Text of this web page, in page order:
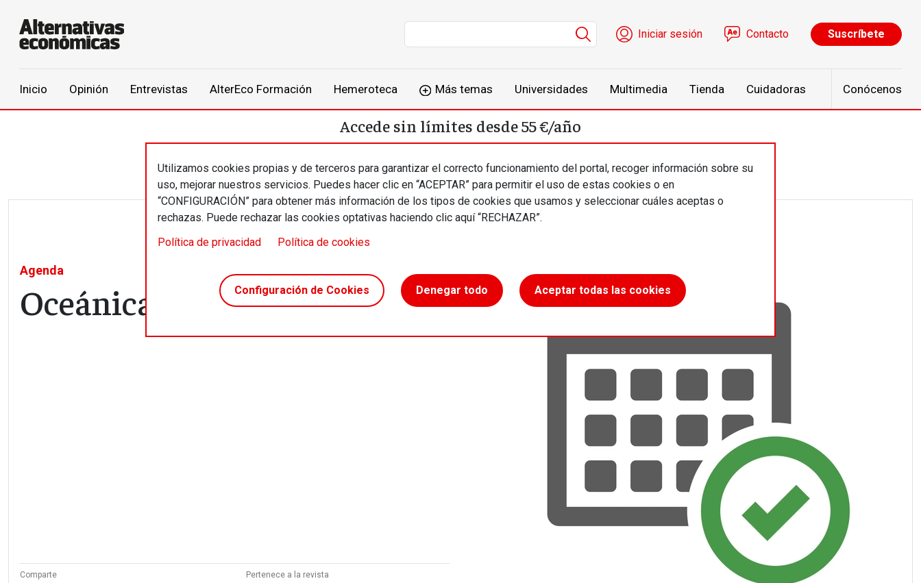
Menú de cuenta de usuario
Iniciar sesión Contacto Suscríbete
Inicio Opinión Entrevistas AlterEco Formación Hemeroteca Más temas Universidades Multimedia Tienda Cuidadoras Conócenos
Utilizamos cookies propias y de terceros para garantizar el correcto funcionamiento del portal, recoger información sobre su
uso, mejorar nuestros servicios. Puedes hacer clic en “ACEPTAR” para permitir el uso de estas cookies o en
“CONFIGURACIÓN” para obtener más información de los tipos de cookies que usamos y seleccionar cuáles aceptas o
rechazas. Puede rechazar las cookies optativas haciendo clic aquí “RECHAZAR”.
Política de privacidad
Política de cookies
Configuración de Cookies Denegar todo Aceptar todas las cookies
Accede sin límites desde 55 €/año
Agenda
Oceánica
Comparte Pertenece a la revista